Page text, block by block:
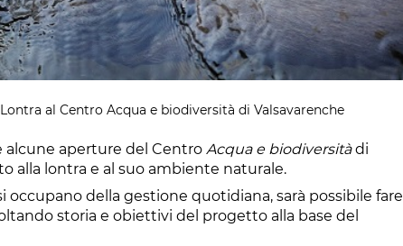
al Centro Acqua e biodiversità di Valsavarenche
alcune aperture del Centro Acqua e biodiversitàdi
alla lontra e al suo ambiente naturale.
occupano della gestione quotidiana, sarà possibile fare
storia e obiettivi del progetto alla base del